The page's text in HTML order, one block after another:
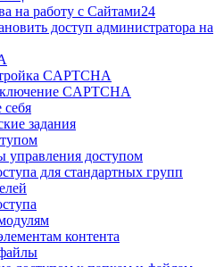
на работу с Сайтами24
доступ администратора на
CAPTCHA
CAPTCHA
себя
задания
доступом
для стандартных групп
контента